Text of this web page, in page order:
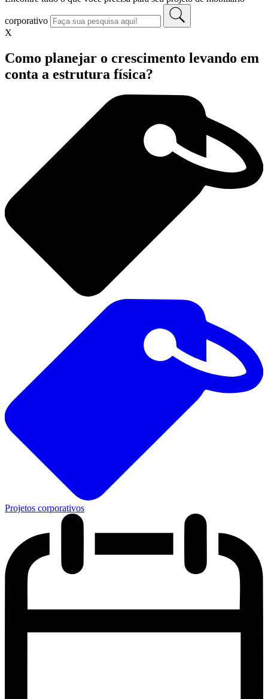
corporativo
X
Como planejar o crescimento levando em
conta a estrutura física?
Projetos corporativos